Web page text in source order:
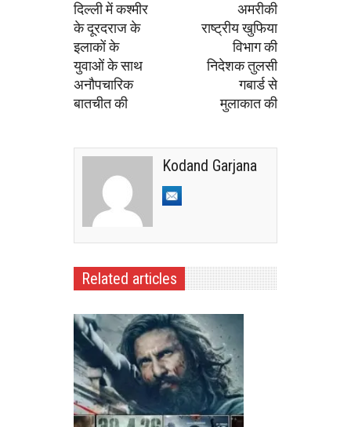
दिल्ली में कश्मीर
के दूरदराज के
इलाकों के
युवाओं के साथ
अनौपचारिक
बातचीत की
अमरीकी
राष्ट्रीय खुफिया
विभाग की
निदेशक तुलसी
गबार्ड से
मुलाकात की
Kodand Garjana
Related articles